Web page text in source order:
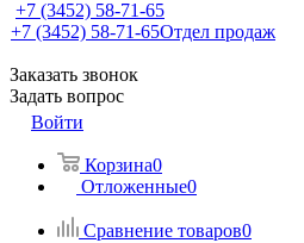
+7 (3452) 58-71-65
+7 (3452) 58-71-65Отдел продаж
Заказать звонок
Задать вопрос
Войти
Корзина0
Отложенные0
Сравнение товаров0